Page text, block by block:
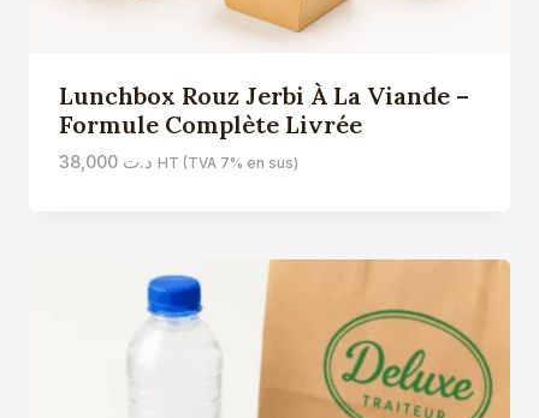
Lunchbox Rouz Jerbi À La Viande –
Formule Complète Livrée
د.ت 38,000 HT (TVA 7% en sus)